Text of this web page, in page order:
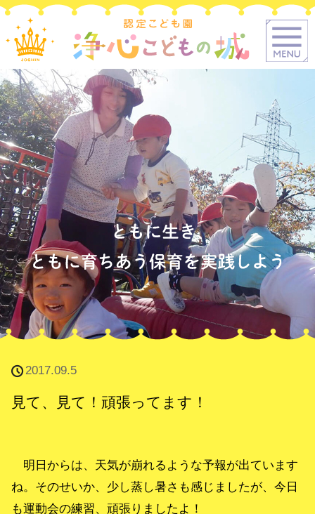
2017.09.5
見て、見て！頑張ってます！
明日からは、天気が崩れるような予報が出ています
ね。そのせいか、少し蒸し暑さも感じましたが、今日
も運動会の練習、頑張りましたよ！